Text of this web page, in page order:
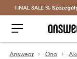
FINAL SALE %
Answear Ona